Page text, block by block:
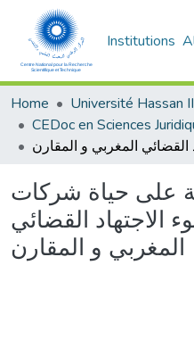
Institutions
Home
على حياة شركات
الاجتهاد القضائي
المغربي و المقارن